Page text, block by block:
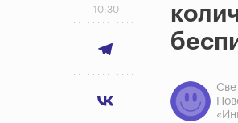
10:30